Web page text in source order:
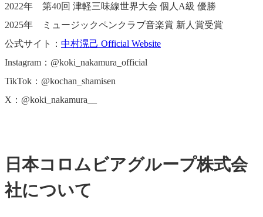
2022年 第40回 津軽三味線世界大会 個人A級 優勝
2025年 ミュージックペンクラブ音楽賞 新人賞受賞
公式サイト： 中村滉己 Official Website
Instagram：@koki_nakamura_official
TikTok：@kochan_shamisen
X：@koki_nakamura__
日本コロムビアグループ株式会
社について